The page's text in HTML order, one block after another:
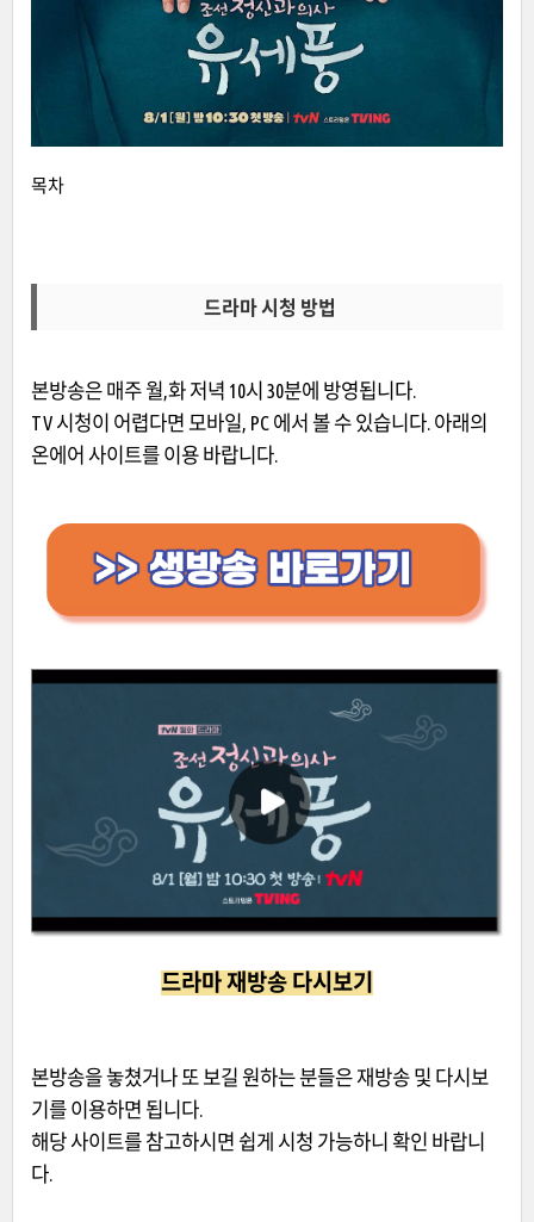
목차
드라마 시청 방법
본방송은 매주 월,화 저녁 10시 30분에 방영됩니다.
TV 시청이 어렵다면 모바일, PC 에서 볼 수 있습니다. 아래의
온에어 사이트를 이용 바랍니다.
드라마 재방송 다시보기
본방송을 놓쳤거나 또 보길 원하는 분들은 재방송 및 다시보
기를 이용하면 됩니다.
해당 사이트를 참고하시면 쉽게 시청 가능하니 확인 바랍니
다.